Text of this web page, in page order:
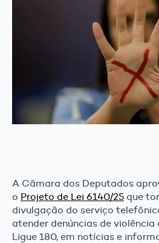
A Câmara dos Deputados
o Projeto de Lei 6140/25 que
divulgação do serviço
atender denúncias de violência
Ligue 180, em notícias e